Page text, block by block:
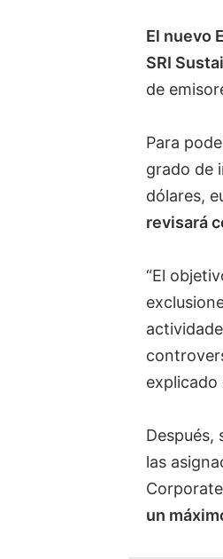
El nuevo
SRI
de
Para
grado de
dólares,
revisará
“El
explicado
Después,
las
un